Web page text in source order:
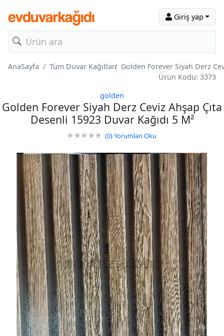
Giriş yap
AnaSayfa Tüm Duvar Kağıtları Golden Forever Siyah Derz
Ürün Kodu: 3373
golden
Golden Forever Siyah Derz Ceviz Ahşap Çıta
Desenli 15923 Duvar Kağıdı 5 M²
(0)Yorumları Oku